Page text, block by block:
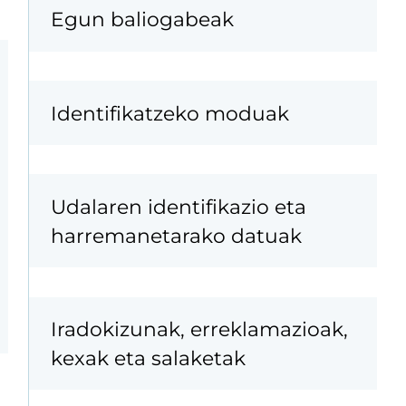
Egun baliogabeak
Identifikatzeko moduak
Udalaren identifikazio eta
harremanetarako datuak
Iradokizunak, erreklamazioak,
kexak eta salaketak